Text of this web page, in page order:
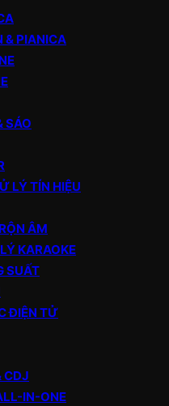
& PIANICA
SÁO
LÝ TÍN HIỆU
ÂM
KARAOKE
SUẤT
ĐIỆN TỬ
CDJ
IN-ONE